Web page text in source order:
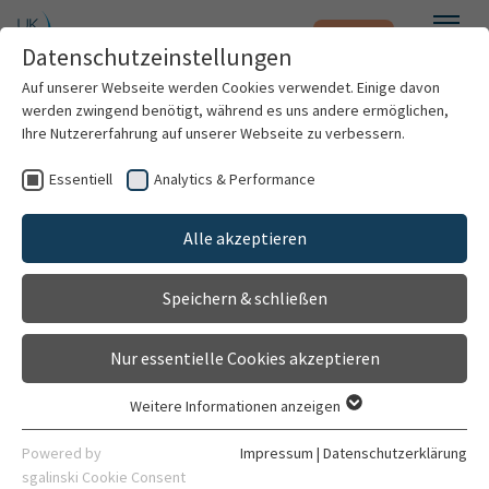
Zum Hauptinhalt springen Notfall
Patienten & Besucher
Kliniken & Institute
Forschung
Karriere
Mit dem Klick auf "Karte aktivieren" stimme ich
Karte aktivieren
Weitere Standorte suchen
Zentrallabor
Kontakt
Gebäude 671 Ebene 01
Im Neuenheimer Feld 671
69120 Heidelberg
06221 56-7536
Datenschutzeinstellungen
Auf unserer Webseite werden Cookies verwendet. Einige davon
werden zwingend benötigt, während es uns andere ermöglichen,
Ihre Nutzererfahrung auf unserer Webseite zu verbessern.
Essentiell Analytics & Performance
Alle akzeptieren
Speichern & schließen
Nur essentielle Cookies akzeptieren
Essentielle Cookies werden für grundlegende Funktionen der
Webseite benötigt. Dadurch ist gewährleistet, dass die
Weitere Informationen anzeigen
Powered by
sgalinski Cookie Consent
Impressum | Datenschutzerklärung